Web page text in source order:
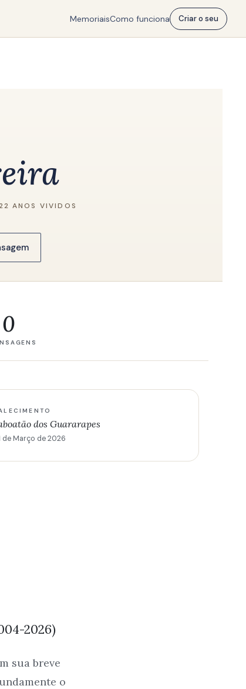
MemoriaisComo funciona Criar o seu
ANOS VIVIDOS
0
dos Guararapes
de Março de 2026
2026)
sua breve
o